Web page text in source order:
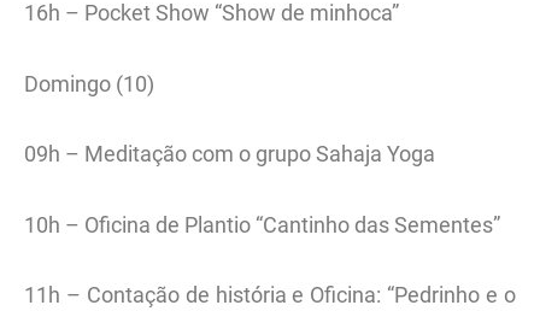
16h – Pocket Show “Show de minhoca”
Domingo (10)
09h – Meditação com o grupo Sahaja Yoga
10h – Oficina de Plantio “Cantinho das Sementes”
11h – Contação de história e Oficina: “Pedrinho e o